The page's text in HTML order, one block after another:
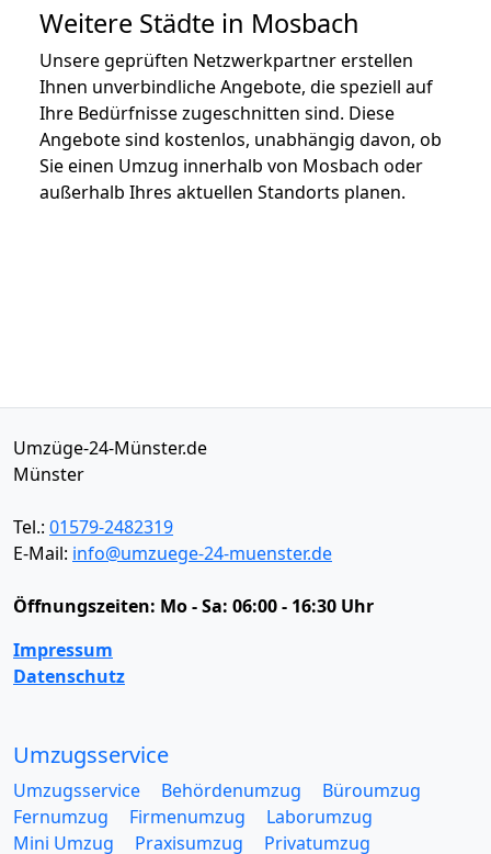
Weitere Städte in Mosbach
Unsere geprüften Netzwerkpartner erstellen
Ihnen unverbindliche Angebote, die speziell auf
Ihre Bedürfnisse zugeschnitten sind. Diese
Angebote sind kostenlos, unabhängig davon, ob
Sie einen Umzug innerhalb von Mosbach oder
außerhalb Ihres aktuellen Standorts planen.
Umzüge-24-Münster.de
Münster
Tel.: 01579-2482319
E-Mail: info@umzuege-24-muenster.de
Öffnungszeiten: Mo - Sa: 06:00 - 16:30 Uhr
Impressum
Datenschutz
Umzugsservice
Umzugsservice Behördenumzug
Büroumzug
Fernumzug
Firmenumzug
Laborumzug
Mini Umzug
Praxisumzug
Privatumzug